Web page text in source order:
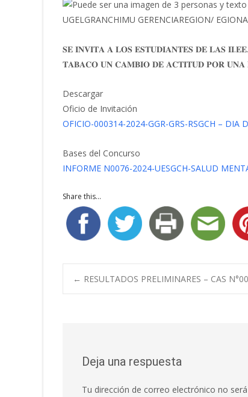
𝐒𝐄 𝐈𝐍𝐕𝐈𝐓𝐀 𝐀 𝐋𝐎𝐒 𝐄𝐒𝐓𝐔𝐃𝐈𝐀𝐍𝐓𝐄𝐒 𝐃𝐄 𝐋𝐀𝐒
𝐓𝐀𝐁𝐀𝐂𝐎 𝐔𝐍 𝐂𝐀𝐌𝐁𝐈𝐎 𝐃𝐄 𝐀𝐂𝐓𝐈𝐓𝐔𝐃 𝐏𝐎𝐑
Descargar
Oficio de Invitación
OFICIO-000314-2024-GGR-GRS-RSGCH – DIA
Bases del Concurso
INFORME N0076-2024-UESGCH-SALUD
Share this...
Navegación
entradas
← RESULTADOS PRELIMINARES – CAS
Deja una respuesta
Tu dirección de correo electrónico no